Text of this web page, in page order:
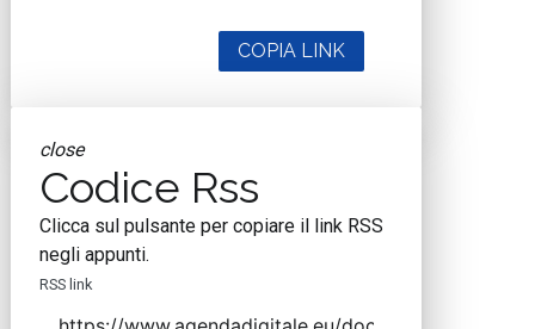
COPIA LINK
close
Codice Rss
Clicca sul pulsante per copiare il link RSS
negli appunti.
RSS link